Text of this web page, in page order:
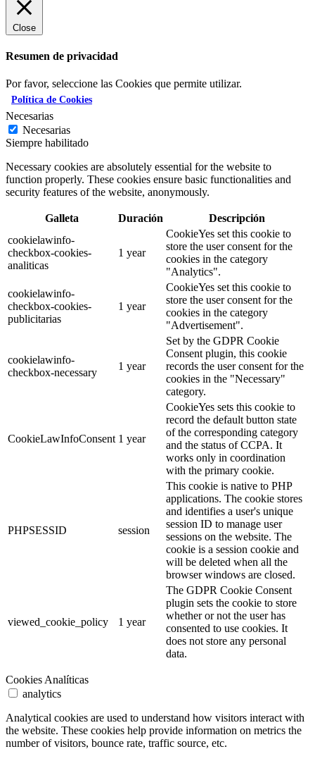
Close
Resumen de privacidad
Por favor, seleccione las Cookies que permite utilizar.
Política de Cookies
Necesarias
Necesarias
Siempre habilitado
Necessary cookies are absolutely essential for the website to
function properly. These cookies ensure basic functionalities and
security features of the website, anonymously.
Galleta Duración
Descripción
cookielawinfo-
checkbox-cookies-
analiticas
1 year
CookieYes set this cookie to
store the user consent for the
cookies in the category
"Analytics".
cookielawinfo-
checkbox-cookies-
publicitarias
1 year
CookieYes set this cookie to
store the user consent for the
cookies in the category
"Advertisement".
cookielawinfo-
checkbox-necessary
1 year
Set by the GDPR Cookie
Consent plugin, this cookie
records the user consent for the
cookies in the "Necessary"
category.
CookieLawInfoConsent 1 year
CookieYes sets this cookie to
record the default button state
of the corresponding category
and the status of CCPA. It
works only in coordination
with the primary cookie.
PHPSESSID session
This cookie is native to PHP
applications. The cookie stores
and identifies a user's unique
session ID to manage user
sessions on the website. The
cookie is a session cookie and
will be deleted when all the
browser windows are closed.
viewed_cookie_policy 1 year
The GDPR Cookie Consent
plugin sets the cookie to store
whether or not the user has
consented to use cookies. It
does not store any personal
data.
Cookies Analíticas
analytics
Analytical cookies are used to understand how visitors interact with
the website. These cookies help provide information on metrics the
number of visitors, bounce rate, traffic source, etc.